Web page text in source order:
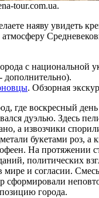
tour.com.ua.
наяву увидеть
атмосферу
с национальной
. Обзорная
где воскресный
дуэлью. Здесь
а извозчики
букетами роз, а
На протяжении
политических
мире и согласии.
сформировали
города.